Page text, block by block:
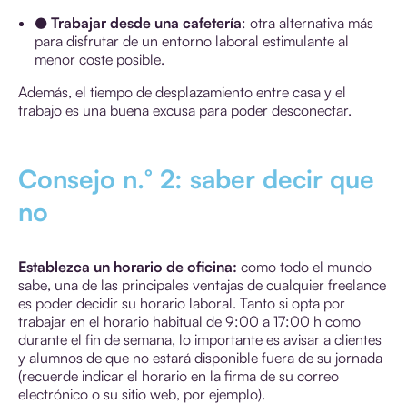
● Trabajar desde una cafetería: otra alternativa más
para disfrutar de un entorno laboral estimulante al
menor coste posible.
Además, el tiempo de desplazamiento entre casa y el
trabajo es una buena excusa para poder desconectar.
Consejo n.° 2: saber decir que
no
Establezca un horario de oficina: como todo el mundo
sabe, una de las principales ventajas de cualquier freelance
es poder decidir su horario laboral. Tanto si opta por
trabajar en el horario habitual de 9:00 a 17:00 h como
durante el fin de semana, lo importante es avisar a clientes
y alumnos de que no estará disponible fuera de su jornada
(recuerde indicar el horario en la firma de su correo
electrónico o su sitio web, por ejemplo).